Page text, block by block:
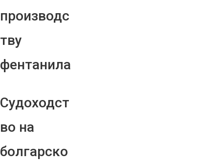
производс
тву
фентанила
Судоходст
во на
болгарско